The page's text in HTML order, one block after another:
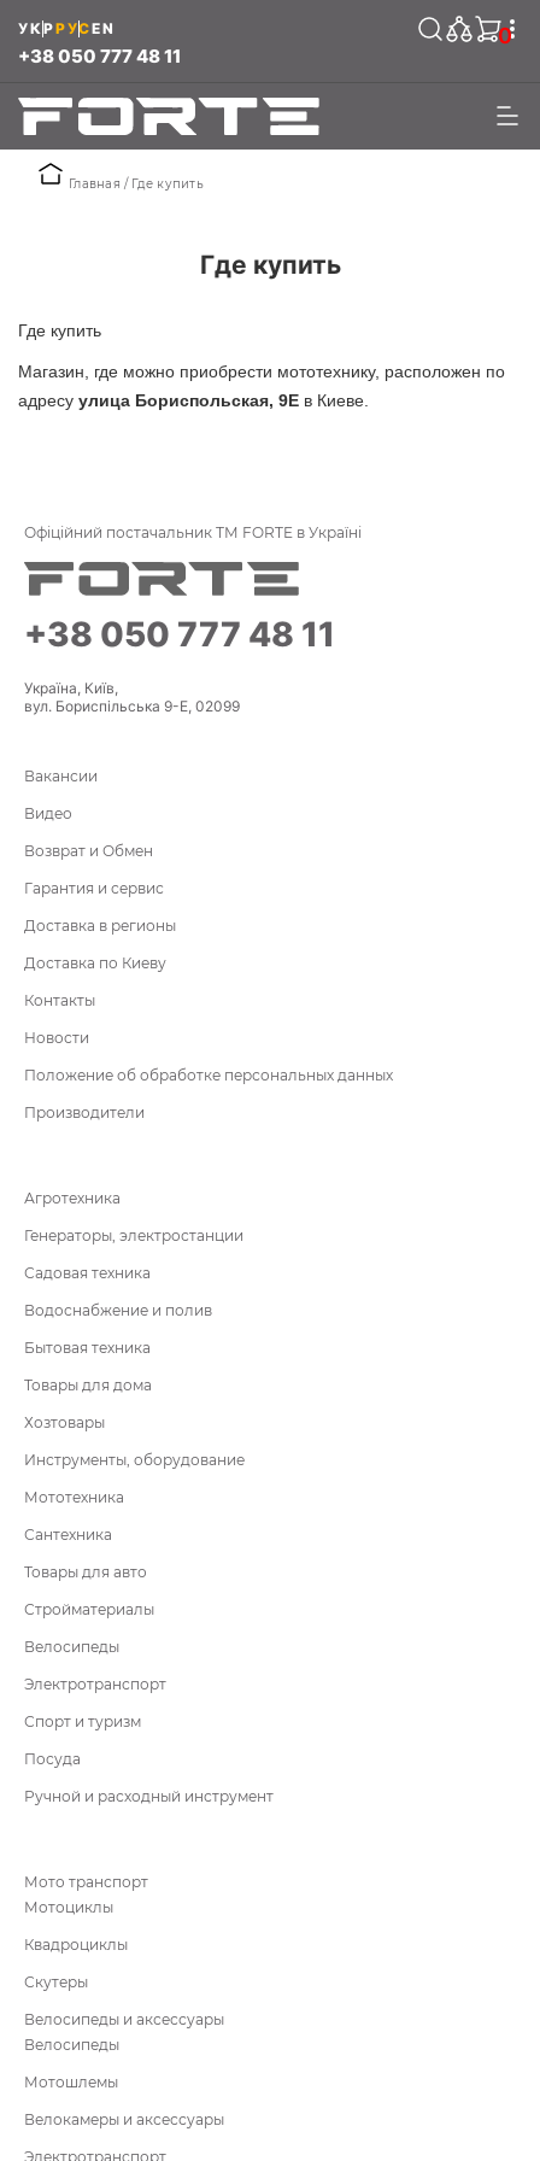
+38 050 777 48 11
УКРРУСEN 0
Главная Где купить
Где купить
Где купить
Магазин, где можно приобрести мототехнику, расположен по
адресу улица Бориспольская, 9Е в Киеве.
Офіційний постачальник ТМ FORTE в Україні
+38 050 777 48 11
Україна, Київ,
вул. Бориспільська 9-Е, 02099
Вакансии
Видео
Возврат и Обмен
Гарантия и сервис
Доставка в регионы
Доставка по Киеву
Контакты
Новости
Положение об обработке персональных данных
Производители
Агротехника
Генераторы, электростанции
Садовая техника
Водоснабжение и полив
Бытовая техника
Товары для дома
Хозтовары
Инструменты, оборудование
Мототехника
Сантехника
Товары для авто
Стройматериалы
Велосипеды
Электротранспорт
Спорт и туризм
Посуда
Ручной и расходный инструмент
Мото транспорт
Мотоциклы
Квадроциклы
Скутеры
Велосипеды и аксессуары
Велосипеды
Мотошлемы
Велокамеры и аксессуары
Электротранспорт